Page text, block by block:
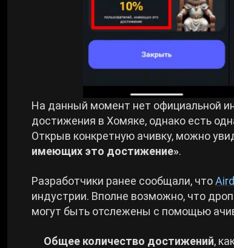
На данный момент нет официальной
достижения в Хомяке, однако есть
Открыв конкретную ачивку, можно
имеющих это достижение».
Разработчики ранее сообщали, что
индустрии. Вполне возможно, что
могут быть отслежены с помощью
Общее количество достижений,